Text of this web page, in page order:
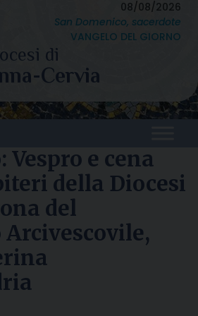
08/08/2026
San Domenico, sacerdote
VANGELO DEL GIORNO
e cena
della Diocesi
del